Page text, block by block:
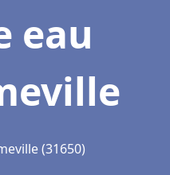
eau
(31650)